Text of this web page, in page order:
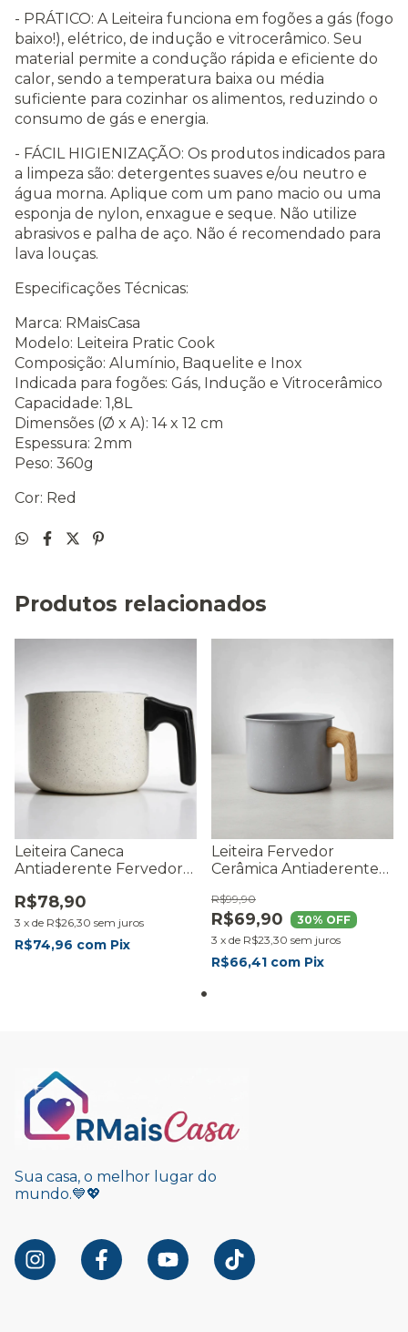
- PRÁTICO: A Leiteira funciona em fogões a gás (fogo
baixo!), elétrico, de indução e vitrocerâmico. Seu
material permite a condução rápida e eficiente do
calor, sendo a temperatura baixa ou média
suficiente para cozinhar os alimentos, reduzindo o
consumo de gás e energia.
- FÁCIL HIGIENIZAÇÃO: Os produtos indicados para
a limpeza são: detergentes suaves e/ou neutro e
água morna. Aplique com um pano macio ou uma
esponja de nylon, enxague e seque. Não utilize
abrasivos e palha de aço. Não é recomendado para
lava louças.
Especificações Técnicas:
Marca: RMaisCasa
Modelo: Leiteira Pratic Cook
Composição: Alumínio, Baquelite e Inox
Indicada para fogões: Gás, Indução e Vitrocerâmico
Capacidade: 1,8L
Dimensões (Ø x A): 14 x 12 cm
Espessura: 2mm
Peso: 360g
Cor: Red
Produtos relacionados
Leiteira Caneca
Antiaderente Fervedor
R$78,90
3 x de R$26,30 sem juros
R$74,96 com Pix
Leiteira Fervedor
Cerâmica Antiaderente
R$69,90
R$99,90
30% OFF
3 x de R$23,30 sem juros
R$66,41 com Pix
Sua casa, o melhor lugar do
mundo.💙💖